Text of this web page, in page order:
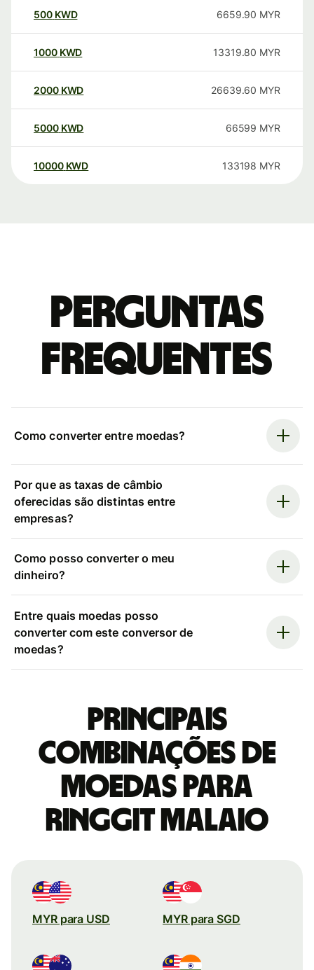
500 KWD 6659.90 MYR
1000 KWD 13319.80 MYR
2000 KWD 26639.60 MYR
5000 KWD 66599 MYR
10000 KWD 133198 MYR
Perguntas
frequentes
Como converter entre moedas?
Por que as taxas de câmbio
oferecidas são distintas entre
empresas?
Como posso converter o meu
dinheiro?
Entre quais moedas posso
converter com este conversor de
moedas?
Principais
combinações de
moedas para
Ringgit malaio
MYR para USD MYR para SGD